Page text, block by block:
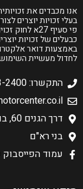
אנו מכבדים את
בעלי זכויות יוצרים
כבעלים של זכויות
באמצעות דואר
לחדול מעשיית
התקשרו: 053-633-2400
דרך הגנים 60, בוסתן הגליל
בני רא"ם
עמוד הפייסבוק